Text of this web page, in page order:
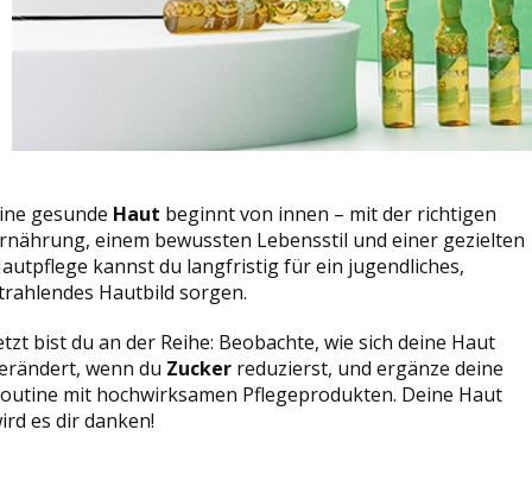
gesunde Haut beginnt von innen – mit der richtigen
einem bewussten Lebensstil und einer gezielten
kannst du langfristig für ein jugendliches,
Hautbild sorgen.
bist du an der Reihe: Beobachte, wie sich deine Haut
wenn du Zucker reduzierst, und ergänze deine
mit hochwirksamen Pflegeprodukten. Deine Haut
es dir danken!